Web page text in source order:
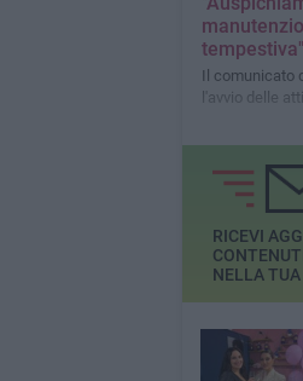
tempestiva"
Il comunicato
l'avvio delle
RICEVI
NELLA TUA